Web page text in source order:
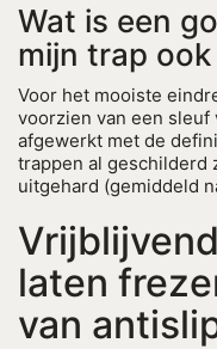
Wat is een
mijn trap
Voor het mooiste
voorzien van een
afgewerkt met de
trappen al geschilderd
uitgehard (gemiddeld
laten
van